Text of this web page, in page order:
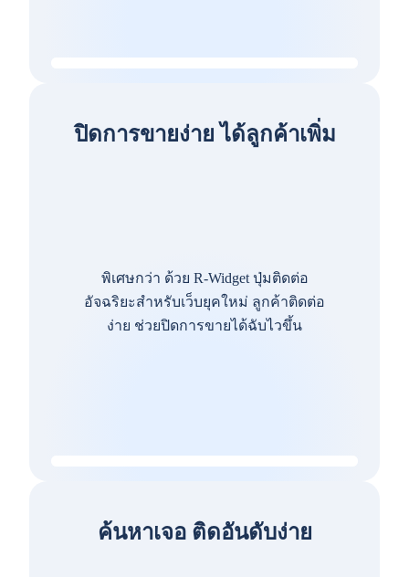
ปิดการขายง่าย ได้ลูกค้าเพิ่ม
พิเศษกว่า ด้วย R-Widget ปุ่มติดต่อ
อัจฉริยะสำหรับเว็บยุคใหม่ ลูกค้าติดต่อ
ง่าย ช่วยปิดการขายได้ฉับไวขึ้น
ค้นหาเจอ ติดอันดับง่าย